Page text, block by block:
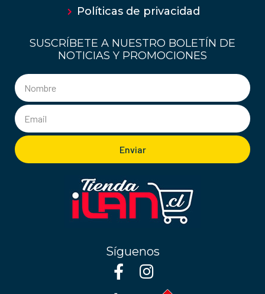
Políticas de privacidad
SUSCRÍBETE A NUESTRO BOLETÍN DE
NOTICIAS Y PROMOCIONES
Enviar
Síguenos